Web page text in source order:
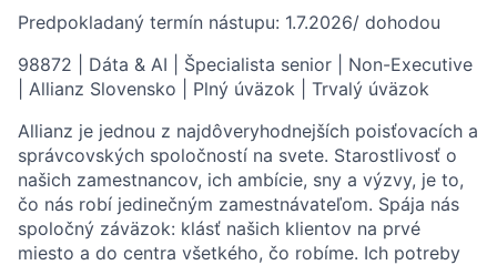
Predpokladaný termín nástupu: 1.7.2026/ dohodou
98872 | Dáta & AI | Špecialista senior | Non-Executive
| Allianz Slovensko | Plný úväzok | Trvalý úväzok
Allianz je jednou z najdôveryhodnejších poisťovacích a
správcovských spoločností na svete. Starostlivosť o
našich zamestnancov, ich ambície, sny a výzvy, je to,
čo nás robí jedinečným zamestnávateľom. Spája nás
spoločný záväzok: klásť našich klientov na prvé
miesto a do centra všetkého, čo robíme. Ich potreby